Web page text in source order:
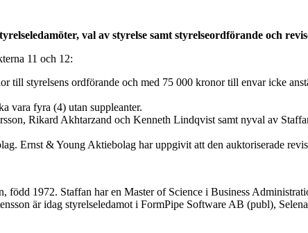
val av styrelse samt styrelseordförande och
11 och 12:
till styrelsens ordförande och med 75 000 kronor till envar icke
vara fyra (4) utan suppleanter.
Rikard Akhtarzand och Kenneth Lindqvist samt nyval av
Ernst & Young Aktiebolag har uppgivit att den auktoriserade
född 1972. Staffan har en Master of Science i Business
är idag styrelseledamot i FormPipe Software AB (publ),